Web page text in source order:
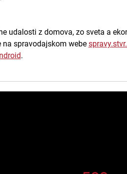
udalosti z domova, zo sveta a
spravodajskom webe
.